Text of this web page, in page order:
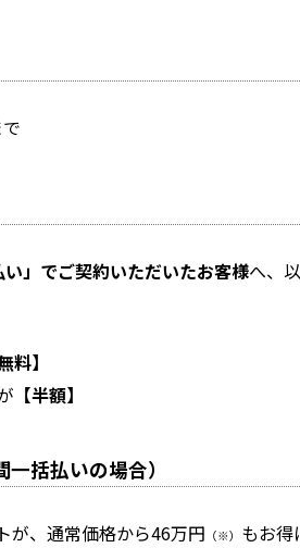
い」でご契約いただいたお客様へ、
料】
【半額】
括払いの場合）
が、通常価格から46万円 （※） もお得